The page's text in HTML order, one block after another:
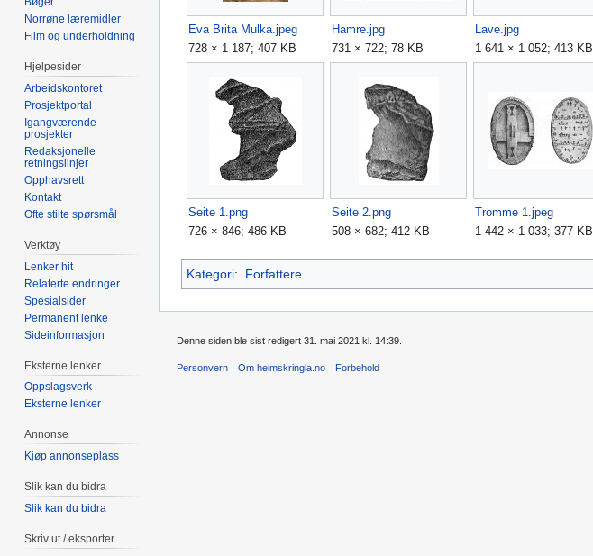
Eva Brita Mulka.jpeg
728 × 1 187; 407 KB
Hamre.jpg
731 × 722; 78 KB
Lave.jpg
1 641 × 1 052; 413 KB
Seite 1.png
726 × 846; 486 KB
Seite 2.png
508 × 682; 412 KB
Tromme 1.jpeg
1 442 × 1 033; 377 KB
Kategori: Forfattere
Norrøne læremidler
Film og underholdning
Hjelpesider
Arbeidskontoret
Prosjektportal
Igangværende
prosjekter
Redaksjonelle
retningslinjer
Opphavsrett
Kontakt
Ofte stilte spørsmål
Verktøy
Lenker hit
Relaterte endringer
Spesialsider
Permanent lenke
Sideinformasjon
Eksterne lenker
Oppslagsverk
Eksterne lenker
Annonse
Kjøp annonseplass
Slik kan du bidra
Slik kan du bidra
Skriv ut / eksporter
Denne siden ble sist redigert 31. mai 2021 kl. 14:39.
Personvern Om heimskringla.no Forbehold